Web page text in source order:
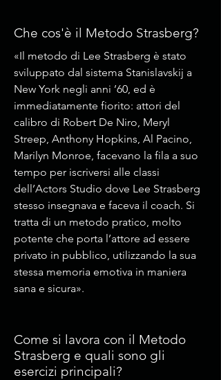
Che cos'è il Metodo Strasberg?
«Il metodo di Lee Strasberg è stato
sviluppato dal sistema Stanislavskij a
New York negli anni ’60, ed è
immediatamente fiorito: attori del
calibro di Robert De Niro, Meryl
Streep, Anthony Hopkins, Al Pacino,
Marilyn Monroe, facevano la fila a suo
tempo per iscriversi alle classi
dell’Actors Studio dove Lee Strasberg
stesso insegnava e faceva il coach. Si
tratta di un metodo pratico, molto
potente che porta l’attore ad essere
privato in pubblico, utilizzando la sua
stessa memoria emotiva in maniera
sana e sicura».
Come si lavora con il Metodo
Strasberg e quali sono gli
esercizi principali?